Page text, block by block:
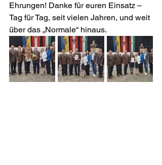
Ehrungen! Danke für euren Einsatz –
Tag für Tag, seit vielen Jahren, und weit
über das „Normale“ hinaus.